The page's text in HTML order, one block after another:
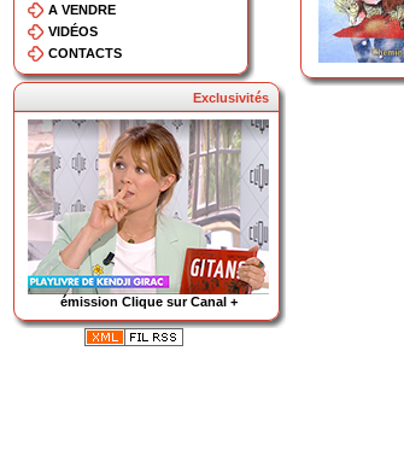
A VENDRE
VIDÉOS
CONTACTS
Exclusivités
émission Clique sur Canal +